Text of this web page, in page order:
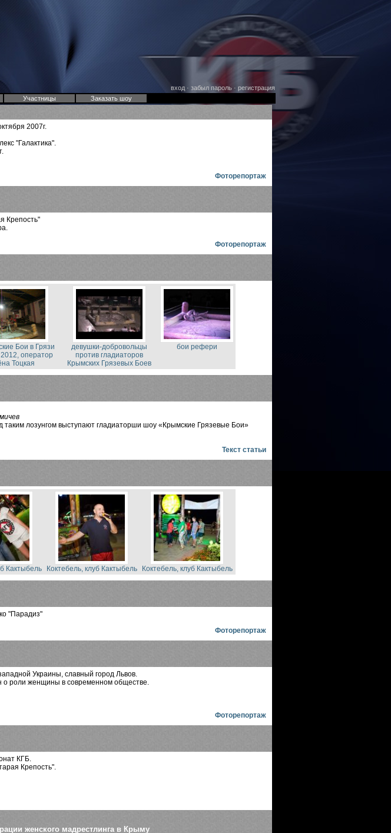
вход· забыл пароль· регистрация
Участницы Заказать шоу
2007г.
"Галактика".
Фоторепортаж
Крепость"
Фоторепортаж
Бои в Грязи
оператор
Тоцкая
девушки-добровольцы
против гладиаторов
Крымских Грязевых Боев
бои рефери
лозунгом выступают гладиаторши шоу «Крымские Грязевые Бои»
Текст статьи
Кактыбель Коктебель, клуб Кактыбель Коктебель, клуб Кактыбель
"Парадиз"
Фоторепортаж
Украины, славный город Львов.
о роли женщины в современном обществе.
Фоторепортаж
КГБ.
Крепость".
женского мадрестлинга в Крыму